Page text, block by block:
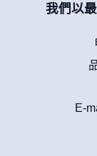
我們以
E-